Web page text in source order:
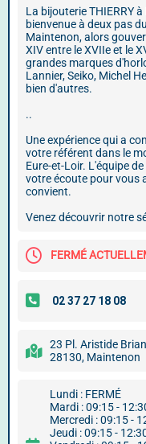
La bijouterie THIERRY
bienvenue à deux pas
Maintenon, alors
XIV entre le XVIIe et le
grandes marques
Lannier, Seiko, Michel
bien d'autres.
..
Une expérience qui a
votre référent dans le
Eure-et-Loir. L'équipe
votre écoute pour vous
convient.
Venez découvrir notre
FERMÉ
23 Pl. Aristide
28130, Maintenon
Lundi : FERMÉ
Mardi : 09:15 -
Mercredi : 09:15 -
Jeudi : 09:15 -